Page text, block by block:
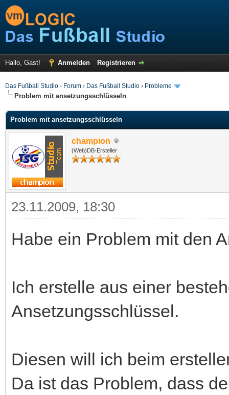
Hallo, Gast! Anmelden Registrieren
Das Fußball Studio - Forum › Das Fußball Studio › Probleme
Problem mit ansetzungsschlüsseln
Problem mit ansetzungsschlüsseln
champion
(Web)DB-Ersteller
23.11.2009, 18:30
Habe ein Problem mit den
Ich erstelle aus einer
Ansetzungsschlüssel.
Diesen will ich beim
Da ist das Problem, dass